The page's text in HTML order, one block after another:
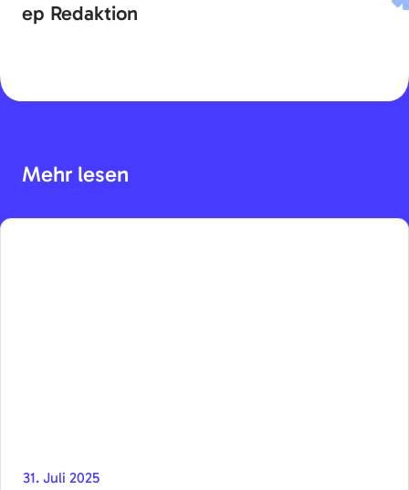
ep Redaktion
Mehr lesen
31. Juli 2025